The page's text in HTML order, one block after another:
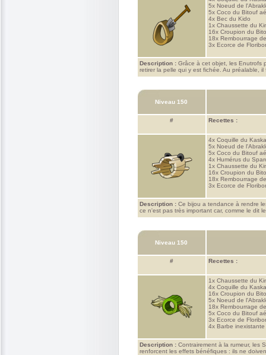
5x Noeud de
5x Coco du Bitouf
4x Bec du Kido
1x Chaussette du
16x Croupion du
18x Rembourrage
3x Ecorce de
Description : Grâce à cet objet, les Enutrofs
retirer la pelle qui y est fichée. Au préalable,
Niveau 150
# Recettes :
4x Coquille du
5x Noeud de
5x Coco du Bitouf
4x Humérus du
1x Chaussette du
16x Croupion du
18x Rembourrage
3x Ecorce de
Description : Ce bijou a tendance à rendre
ce n'est pas très important car, comme le dit
Niveau 150
# Recettes :
1x Chaussette du
4x Coquille du
16x Croupion du
5x Noeud de
18x Rembourrage
5x Coco du Bitouf
3x Ecorce de
4x Barbe
Description : Contrairement à la rumeur, les
renforcent les effets bénéfiques : ils ne